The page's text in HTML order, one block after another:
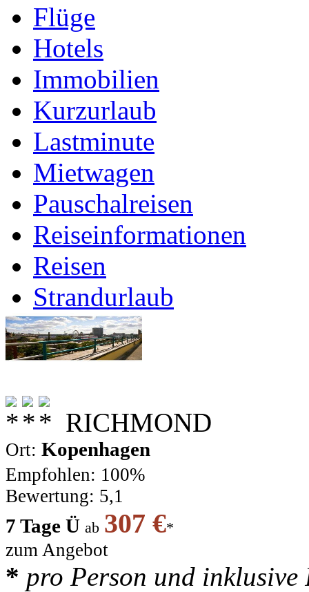
Flüge
Hotels
Immobilien
Kurzurlaub
Lastminute
Mietwagen
Pauschalreisen
Reiseinformationen
Reisen
Strandurlaub
RICHMOND
Ort: Kopenhagen
Empfohlen: 100%
Bewertung: 5,1
7 Tage Ü ab 307 €*
zum Angebot
* pro Person und inklusive